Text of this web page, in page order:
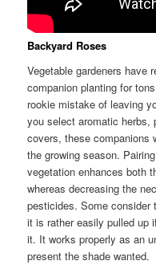
Backyard Roses
Vegetable gardeners have
companion planting for
rookie mistake of leaving
you select aromatic herbs,
covers, these companions
the growing season.
vegetation enhances both
whereas decreasing the
pesticides. Some
it is rather easily pulled up
it. It works properly as an
present the shade wanted.